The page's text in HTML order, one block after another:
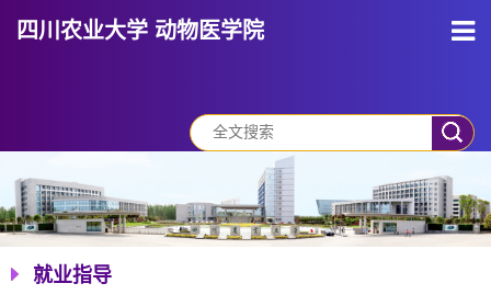
四川农业大学 动物医学院
就业指导